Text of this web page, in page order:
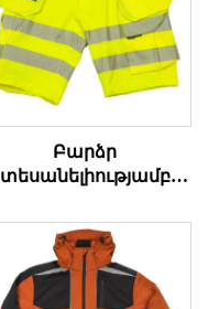
Բարձր
տեսանելիությամբ
աշխատանքային
կարճ տաբատներ